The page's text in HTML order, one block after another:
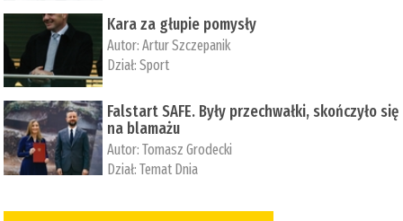
Kara za głupie pomysły
Autor:Artur Szczepanik
Dział:Sport
Falstart SAFE. Były przechwałki, skończyło się
na blamażu
Autor:Tomasz Grodecki
Dział:Temat Dnia